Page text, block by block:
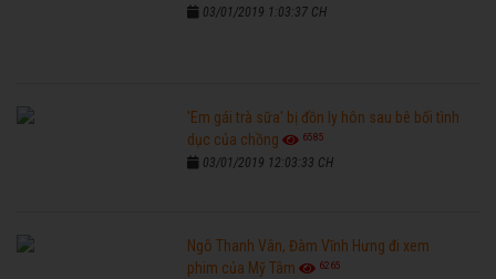
03/01/2019 1:03:37 CH
'Em gái trà sữa' bị đồn ly hôn sau bê bối tình
dục của chồng
6585
03/01/2019 12:03:33 CH
Ngô Thanh Vân, Đàm Vĩnh Hưng đi xem
phim của Mỹ Tâm
6265